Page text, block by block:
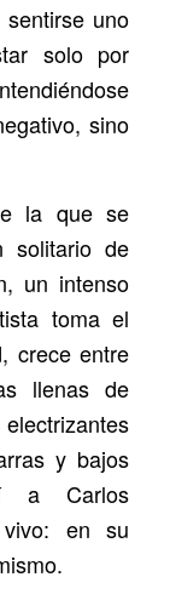
uno
solo por
sino
la que se
solitario de
un intenso
toma el
crece entre
llenas de
y bajos
a Carlos
vivo: en su